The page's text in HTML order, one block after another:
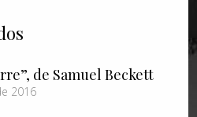
de Samuel Beckett
2016